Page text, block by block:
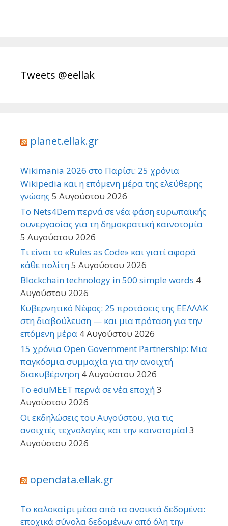
Tweets @eellak
planet.ellak.gr
Wikimania 2026 στο Παρίσι: 25 χρόνια
Wikipedia και η επόμενη μέρα της ελεύθερης
γνώσης 5 Αυγούστου 2026
Το Nets4Dem περνά σε νέα φάση ευρωπαϊκής
συνεργασίας για τη δημοκρατική καινοτομία
5 Αυγούστου 2026
Τι είναι το «Rules as Code» και γιατί αφορά
κάθε πολίτη5 Αυγούστου 2026
Blockchain technology in 500 simple words 4
Αυγούστου 2026
Κυβερνητικό Νέφος: 25 προτάσεις της ΕΕΛΛΑΚ
στη διαβούλευση — και μια πρόταση για την
επόμενη μέρα 4 Αυγούστου 2026
15 χρόνια Open Government Partnership: Μια
παγκόσμια συμμαχία για την ανοιχτή
διακυβέρνηση 4 Αυγούστου 2026
Το eduMEET περνά σε νέα εποχή3
Αυγούστου 2026
Οι εκδηλώσεις του Αυγούστου, για τις
ανοιχτές τεχνολογίες και την καινοτομία!3
Αυγούστου 2026
opendata.ellak.gr
Το καλοκαίρι μέσα από τα ανοικτά δεδομένα:
εποχικά σύνολα δεδομένων από όλη την